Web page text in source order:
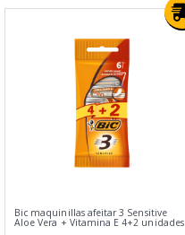
Bic maquinillas afeitar 3 Sensitive
Aloe Vera + Vitamina E 4+2 unidades